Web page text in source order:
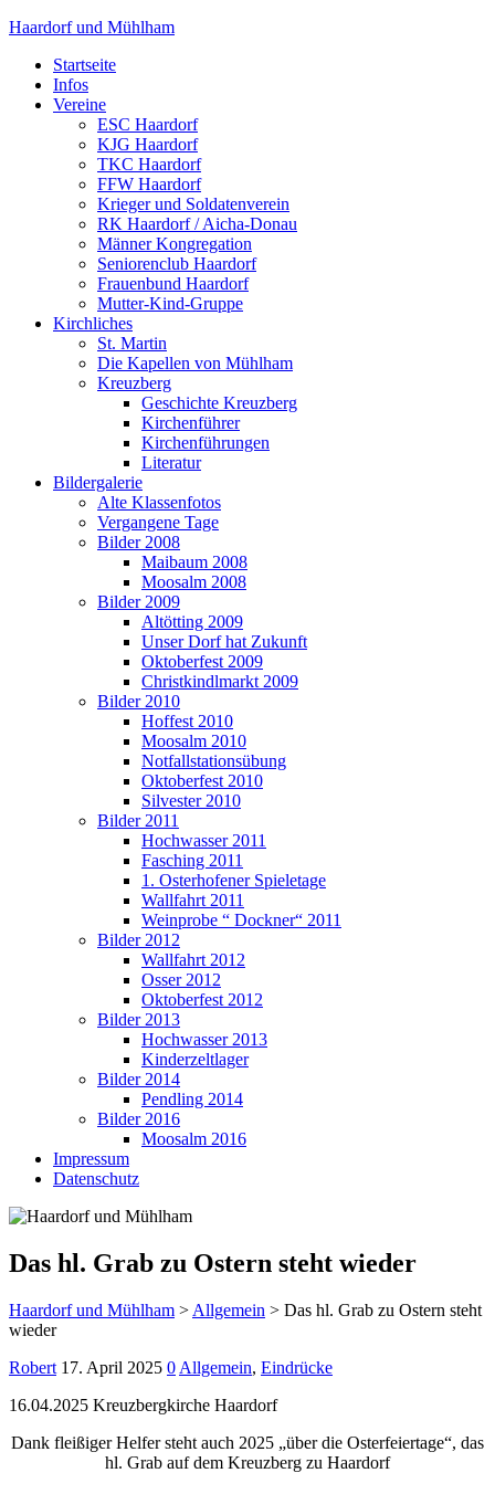
Haardorf und Mühlham
Startseite
Infos
Vereine
ESC Haardorf
KJG Haardorf
TKC Haardorf
FFW Haardorf
Krieger und Soldatenverein
RK Haardorf / Aicha-Donau
Männer Kongregation
Seniorenclub Haardorf
Frauenbund Haardorf
Mutter-Kind-Gruppe
Kirchliches
St. Martin
Die Kapellen von Mühlham
Kreuzberg
Geschichte Kreuzberg
Kirchenführer
Kirchenführungen
Literatur
Bildergalerie
Alte Klassenfotos
Vergangene Tage
Bilder 2008
Maibaum 2008
Moosalm 2008
Bilder 2009
Altötting 2009
Unser Dorf hat Zukunft
Oktoberfest 2009
Christkindlmarkt 2009
Bilder 2010
Hoffest 2010
Moosalm 2010
Notfallstationsübung
Oktoberfest 2010
Silvester 2010
Bilder 2011
Hochwasser 2011
Fasching 2011
1. Osterhofener Spieletage
Wallfahrt 2011
Weinprobe “ Dockner“ 2011
Bilder 2012
Wallfahrt 2012
Osser 2012
Oktoberfest 2012
Bilder 2013
Hochwasser 2013
Kinderzeltlager
Bilder 2014
Pendling 2014
Bilder 2016
Moosalm 2016
Impressum
Datenschutz
Das hl. Grab zu Ostern steht wieder
Haardorf und Mühlham > Allgemein > Das hl. Grab zu Ostern steht
wieder
Robert 17. April 2025 0 Allgemein, Eindrücke
16.04.2025 Kreuzbergkirche Haardorf
Dank fleißiger Helfer steht auch 2025 „über die Osterfeiertage“, das
hl. Grab auf dem Kreuzberg zu Haardorf